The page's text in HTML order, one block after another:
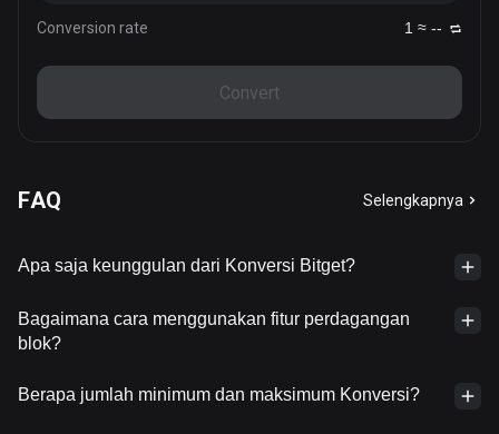
Conversion rate 1 ≈ --
Convert
FAQ Selengkapnya
Apa saja keunggulan dari Konversi Bitget?
Bagaimana cara menggunakan fitur perdagangan
blok?
Berapa jumlah minimum dan maksimum Konversi?